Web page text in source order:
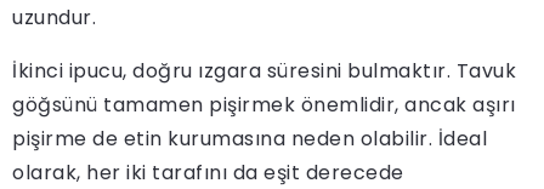
uzundur.
İkinci ipucu, doğru ızgara süresini bulmaktır. Tavuk
göğsünü tamamen pişirmek önemlidir, ancak aşırı
pişirme de etin kurumasına neden olabilir. İdeal
olarak, her iki tarafını da eşit derecede